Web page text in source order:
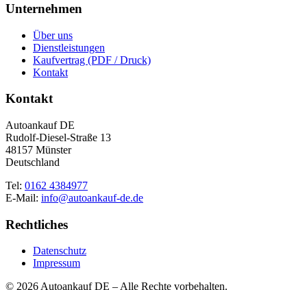
Unternehmen
Über uns
Dienstleistungen
Kaufvertrag (PDF / Druck)
Kontakt
Kontakt
Autoankauf DE
Rudolf-Diesel-Straße 13
48157 Münster
Deutschland
Tel: 0162 4384977
E-Mail: info@autoankauf-de.de
Rechtliches
Datenschutz
Impressum
© 2026 Autoankauf DE – Alle Rechte vorbehalten.